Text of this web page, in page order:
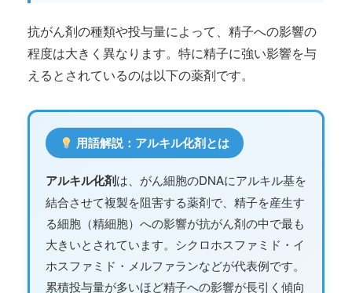
抗がん剤の種類や投与量によって、精子への影響の
程度は大きく異なります。特に精子に強い影響を与
えるとされているのは以下の薬剤です。
用語解説：アルキル化剤とは
アルキル化剤は、がん細胞のDNAにアルキル基を
結合させて複製を阻害する薬剤で、精子を産生す
る細胞（精細胞）への影響が抗がん剤の中で最も
大きいとされています。シクロホスファミド・イ
ホスファミド・メルファランなどが代表例です。
累積投与量が多いほど精子への影響が長引く傾向